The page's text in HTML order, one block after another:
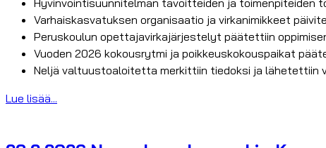
Varhaiskasvatuksen organisaatio ja virkanimikkeet
Peruskoulun opettajavirkajärjestelyt päätettiin
Vuoden 2026 kokousrytmi ja poikkeuskokouspaikat
Neljä valtuustoaloitetta merkittiin tiedoksi ja lähetettiin
Lue lisää...